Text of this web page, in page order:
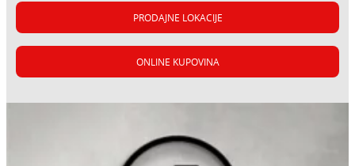
PRODAJNE LOKACIJE
ONLINE KUPOVINA